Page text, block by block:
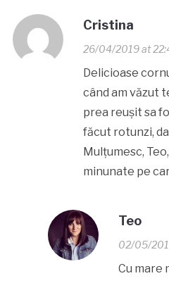
Cristina
26/04/2019 at
Delicioase
când am văzut
prea reușit sa
făcut rotunzi,
Mulțumesc,
minunate pe
Teo
02/05/
Cu mare